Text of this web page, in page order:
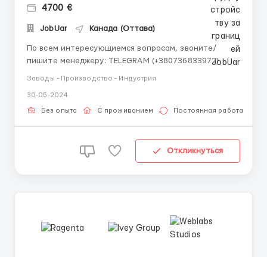
4700 €
JobUar Канада (Оттава)
По всем интересующиемся вопросам, звоните/
пишите менеджеру: TELEGRAM (+380736833972)
Требуются мужчины, женщины, семейные пары
возраст: 20 - 60 лет. Обязаности: - Работа на
Заводы - Производство - Индустрия
30-05-2024
Без опыта С проживанием Постоянная работа
Откликнуться